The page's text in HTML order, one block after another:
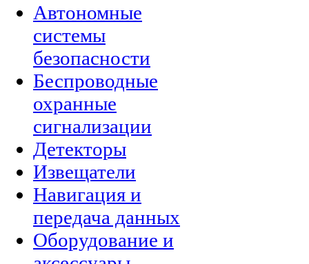
Автономные
системы
безопасности
Беспроводные
охранные
сигнализации
Детекторы
Извещатели
Навигация и
передача данных
Оборудование и